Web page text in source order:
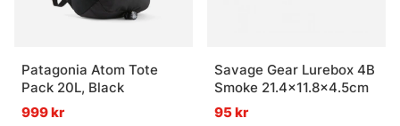
Patagonia Atom Tote
Pack 20L, Black
999 kr
Savage Gear Lurebox 4B
Smoke 21.4x11.8x4.5cm
95 kr